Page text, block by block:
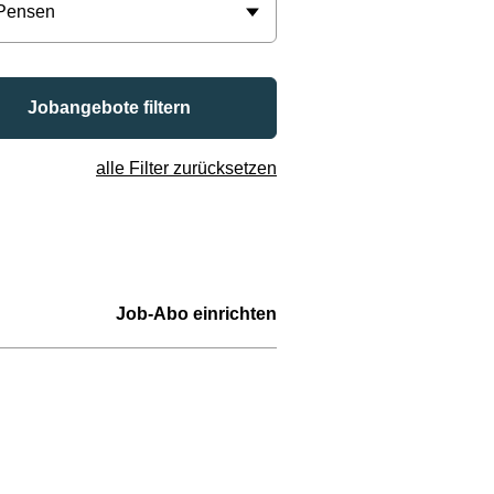
Jobangebote filtern
alle Filter zurücksetzen
Job-Abo einrichten